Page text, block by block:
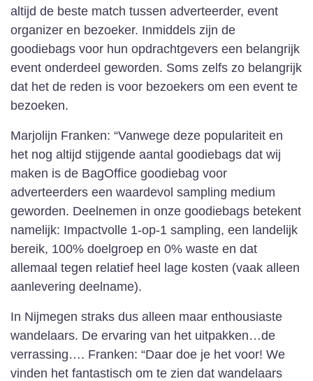
altijd de beste match tussen adverteerder, event
organizer en bezoeker. Inmiddels zijn de
goodiebags voor hun opdrachtgevers een belangrijk
event onderdeel geworden. Soms zelfs zo belangrijk
dat het de reden is voor bezoekers om een event te
bezoeken.
Marjolijn Franken: “Vanwege deze populariteit en
het nog altijd stijgende aantal goodiebags dat wij
maken is de BagOffice goodiebag voor
adverteerders een waardevol sampling medium
geworden. Deelnemen in onze goodiebags betekent
namelijk: Impactvolle 1-op-1 sampling, een landelijk
bereik, 100% doelgroep en 0% waste en dat
allemaal tegen relatief heel lage kosten (vaak alleen
aanlevering deelname).
In Nijmegen straks dus alleen maar enthousiaste
wandelaars. De ervaring van het uitpakken…de
verrassing…. Franken: “Daar doe je het voor! We
vinden het fantastisch om te zien dat wandelaars